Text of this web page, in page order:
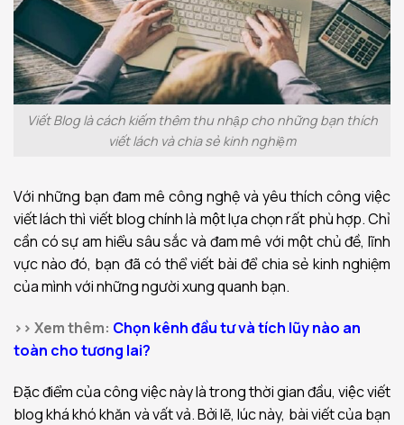
Viết Blog là cách kiếm thêm thu nhập cho những bạn thích
viết lách và chia sẻ kinh nghiệm
Với những bạn đam mê công nghệ và yêu thích công việc
viết lách thì viết blog chính là một lựa chọn rất phù hợp. Chỉ
cần có sự am hiểu sâu sắc và đam mê với một chủ đề, lĩnh
vực nào đó, bạn đã có thể viết bài để chia sẻ kinh nghiệm
của mình với những người xung quanh bạn.
>> Xem thêm: Chọn kênh đầu tư và tích lũy nào an
toàn cho tương lai?
Đặc điểm của công việc này là trong thời gian đầu, việc viết
blog khá khó khăn và vất vả. Bởi lẽ, lúc này, bài viết của bạn